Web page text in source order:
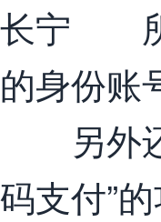
长宁 所
的身份账
另外还
码支付”